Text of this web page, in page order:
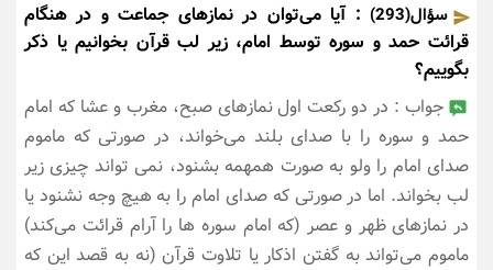
سؤال(293)
: آیا می‌توان در نمازهای جماعت و در هنگام
قرائت حمد و سوره توسط امام، زیر لب قرآن بخوانیم یا ذکر
بگوییم؟
جواب : در دو رکعت اول نمازهای صبح، مغرب و عشا که امام
حمد و سوره را با صدای بلند می‌خواند، در صورتی که ماموم
صدای امام را ولو به صورت همهمه بشنود، نمی تواند چیزی زیر
لب بخواند. اما در صورتی که صدای امام را به هیچ وجه نشنود یا
در نمازهای ظهر و عصر (که امام سوره ها را آرام قرائت می‌کند)
ماموم می‌تواند به گفتن اذکار یا تلاوت قرآن (نه به قصد این که